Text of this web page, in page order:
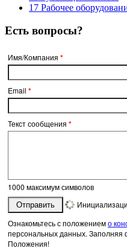
17 Рабочее
Есть вопросы?
Имя/Компания *
Email *
Текст сообщения *
1000 максимум символов
Отправить
Ознакомьтесь с положениемо
персональных данных.
Положения!